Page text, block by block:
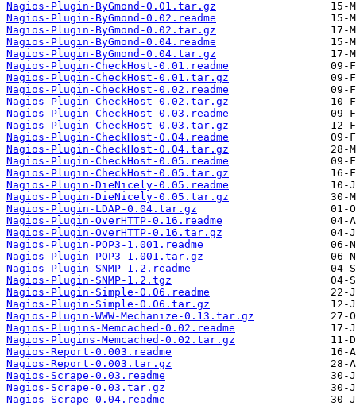
Nagios-Plugin-ByGmond-0.01.tar.gz
Nagios-Plugin-ByGmond-0.02.readme
Nagios-Plugin-ByGmond-0.02.tar.gz
Nagios-Plugin-ByGmond-0.04.readme
Nagios-Plugin-ByGmond-0.04.tar.gz
Nagios-Plugin-CheckHost-0.01.readme
Nagios-Plugin-CheckHost-0.01.tar.gz
Nagios-Plugin-CheckHost-0.02.readme
Nagios-Plugin-CheckHost-0.02.tar.gz
Nagios-Plugin-CheckHost-0.03.readme
Nagios-Plugin-CheckHost-0.03.tar.gz
Nagios-Plugin-CheckHost-0.04.readme
Nagios-Plugin-CheckHost-0.04.tar.gz
Nagios-Plugin-CheckHost-0.05.readme
Nagios-Plugin-CheckHost-0.05.tar.gz
Nagios-Plugin-DieNicely-0.05.readme
Nagios-Plugin-DieNicely-0.05.tar.gz
Nagios-Plugin-LDAP-0.04.tar.gz
Nagios-Plugin-OverHTTP-0.16.readme
Nagios-Plugin-OverHTTP-0.16.tar.gz
Nagios-Plugin-POP3-1.001.readme
Nagios-Plugin-POP3-1.001.tar.gz
Nagios-Plugin-SNMP-1.2.readme
Nagios-Plugin-SNMP-1.2.tgz
Nagios-Plugin-Simple-0.06.readme
Nagios-Plugin-Simple-0.06.tar.gz
Nagios-Plugin-WWW-Mechanize-0.13.tar.gz
Nagios-Plugins-Memcached-0.02.readme
Nagios-Plugins-Memcached-0.02.tar.gz
Nagios-Report-0.003.readme
Nagios-Report-0.003.tar.gz
Nagios-Scrape-0.03.readme
Nagios-Scrape-0.03.tar.gz
Nagios-Scrape-0.04.readme